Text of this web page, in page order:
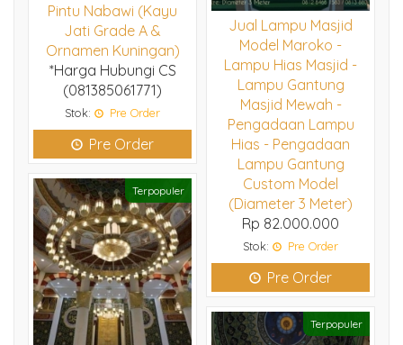
Pintu Nabawi (Kayu
Jati Grade A &
Ornamen Kuningan)
*Harga Hubungi CS
(081385061771)
Stok: Pre Order
Pre Order
Jual Lampu Masjid
Model Maroko -
Lampu Hias Masjid -
Lampu Gantung
Masjid Mewah -
Pengadaan Lampu
Hias - Pengadaan
Lampu Gantung
Custom Model
(Diameter 3 Meter)
Rp 82.000.000
Stok: Pre Order
Pre Order
Terpopuler
Terpopuler